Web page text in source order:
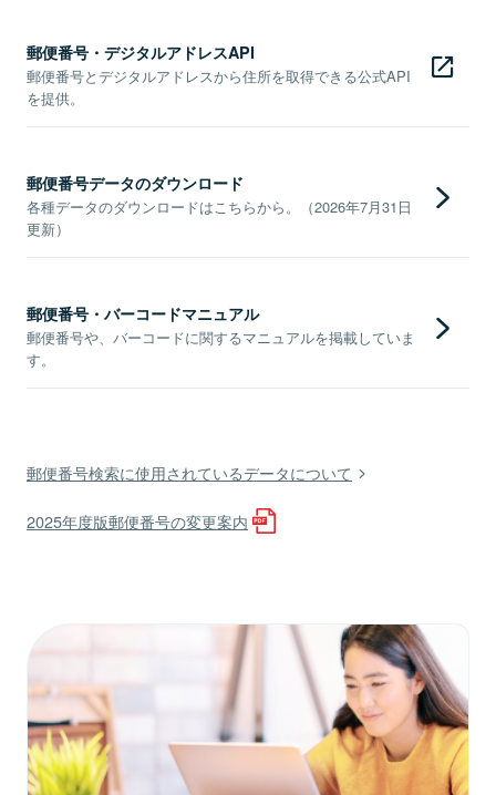
郵便番号・デジタルアドレスAPI
郵便番号とデジタルアドレスから住所を取得できる公式API
を提供。
郵便番号データのダウンロード
各種データのダウンロードはこちらから。（2026年7月31日
更新）
郵便番号・バーコードマニュアル
郵便番号や、バーコードに関するマニュアルを掲載していま
す。
郵便番号検索に使用されているデータについて
2025年度版郵便番号の変更案内